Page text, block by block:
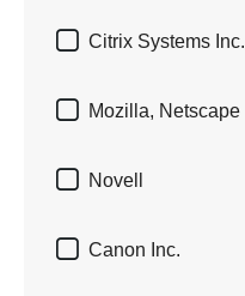
 Citrix Systems Inc.
 Mozilla, Netscape
 Novell
 Canon Inc.